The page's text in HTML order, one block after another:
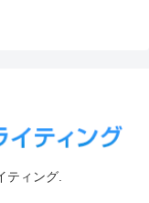
ティング.